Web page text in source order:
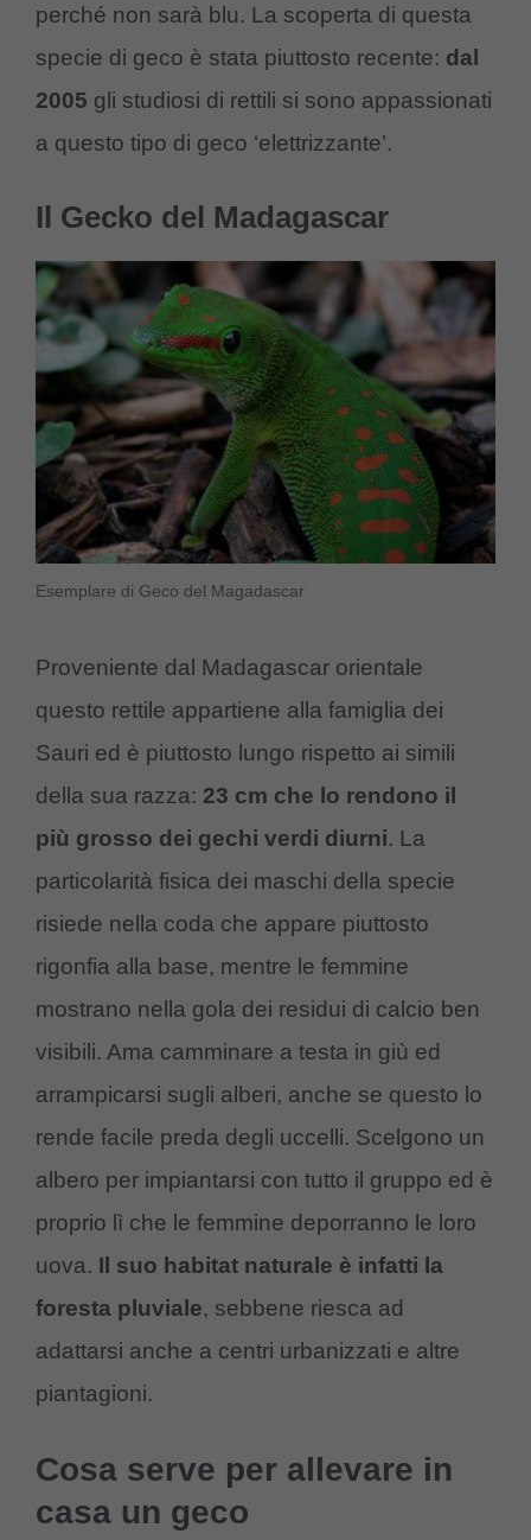
perché non sarà blu. La scoperta di questa
specie di geco è stata piuttosto recente: dal
2005 gli studiosi di rettili si sono appassionati
a questo tipo di geco ‘elettrizzante’.
Il Gecko del Madagascar
Esemplare di Geco del Magadascar
Proveniente dal Madagascar orientale
questo rettile appartiene alla famiglia dei
Sauri ed è piuttosto lungo rispetto ai simili
della sua razza: 23 cm che lo rendono il
più grosso dei gechi verdi diurni. La
particolarità fisica dei maschi della specie
risiede nella coda che appare piuttosto
rigonfia alla base, mentre le femmine
mostrano nella gola dei residui di calcio ben
visibili. Ama camminare a testa in giù ed
arrampicarsi sugli alberi, anche se questo lo
rende facile preda degli uccelli. Scelgono un
albero per impiantarsi con tutto il gruppo ed è
proprio lì che le femmine deporranno le loro
uova. Il suo habitat naturale è infatti la
foresta pluviale, sebbene riesca ad
adattarsi anche a centri urbanizzati e altre
piantagioni.
Cosa serve per allevare in
casa un geco